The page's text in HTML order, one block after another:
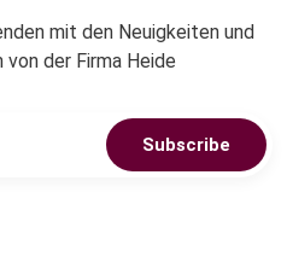
mit den Neuigkeiten und
der Firma Heide
Subscribe